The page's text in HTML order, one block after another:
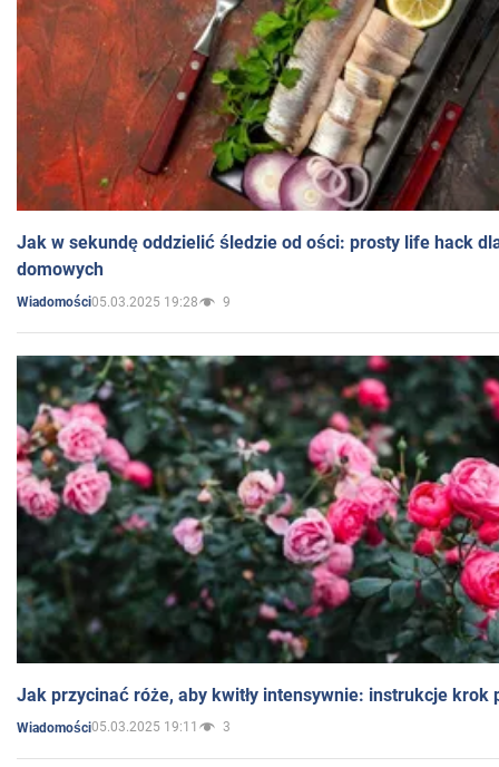
Jak w sekundę oddzielić śledzie od ości: prosty life hack
domowych
Wiadomości05.03.2025 19:28 9
Jak przycinać róże, aby kwitły intensywnie: instrukcje krok
Wiadomości05.03.2025 19:11 3